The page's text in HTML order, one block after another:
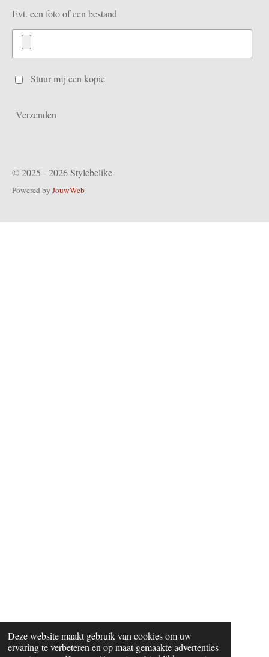
Deze website maakt gebruik van cookies om uw
ervaring te verbeteren en op maat gemaakte advertenties
Evt. een foto of een bestand
Stuur mij een kopie
Verzenden
© 2025 - 2026 Stylebelike
Powered by JouwWeb